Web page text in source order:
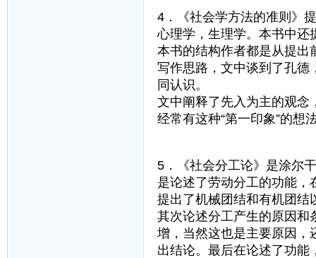
4．《社会学方法的准则》
心理学，生理学。本书中还
本书的结构作者都是从提出
写作思路，文中谈到了孔德
同认识。
文中阐释了先入为主的观念
经常有这种“第一印象”的想
5．《社会分工论》是涂尔
是论述了劳动分工的功能，
提出了机械团结和有机团结
其次论述分工产生的原因和
增，当然这也是主要原因，
出结论。最后在论述了功能